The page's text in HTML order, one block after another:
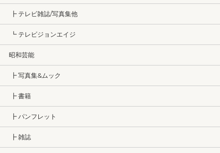
┣ テレビ雑誌/写真集他
┗ テレビジョンエイジ
昭和芸能
┣ 写真集&ムック
┣ 書籍
┣ パンフレット
┣ 雑誌